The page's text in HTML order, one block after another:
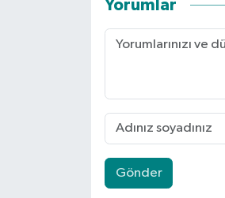
Yorumlar
Gönder